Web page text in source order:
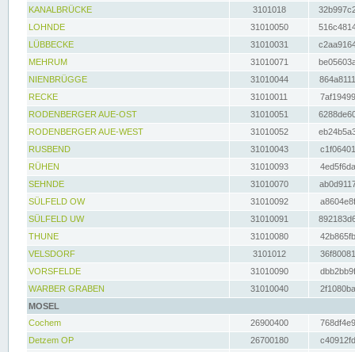
KANALBRÜCKE
3101018
LOHNDE
31010050
LÜBBECKE
31010031
MEHRUM
31010071
NIENBRÜGGE
31010044
RECKE
31010011
RODENBERGER AUE-OST
31010051
RODENBERGER AUE-WEST
31010052
RUSBEND
31010043
RÜHEN
31010093
SEHNDE
31010070
SÜLFELD OW
31010092
SÜLFELD UW
31010091
THUNE
31010080
VELSDORF
3101012
VORSFELDE
31010090
WARBER GRABEN
31010040
MOSEL
Cochem
26900400
Detzem OP
26700180